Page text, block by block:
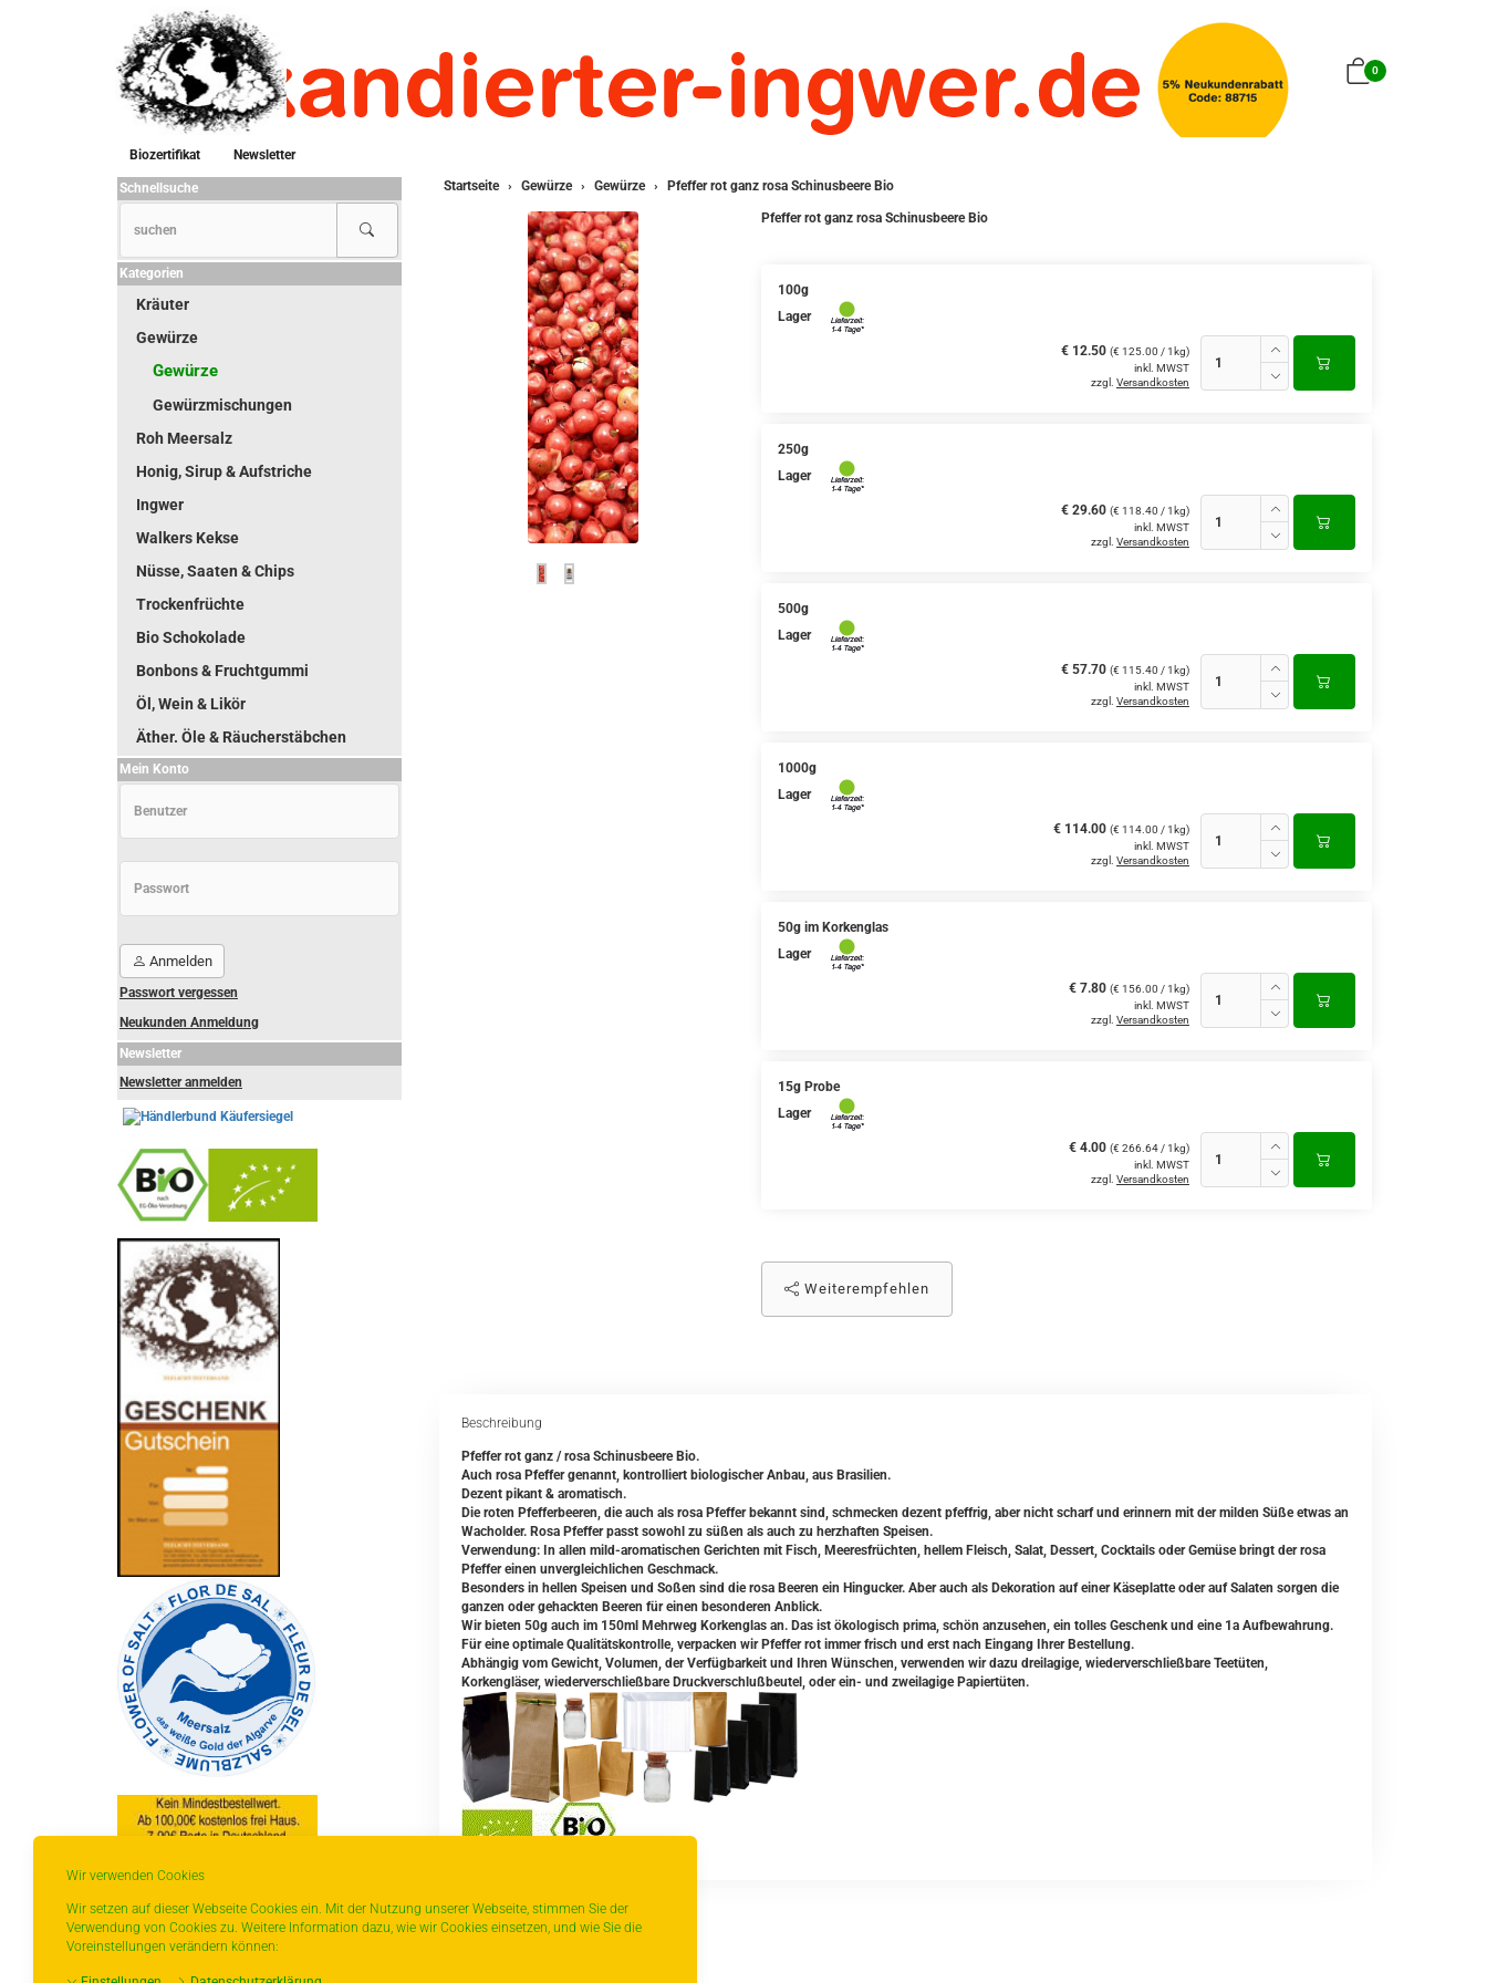
Wir verwenden Cookies
Wir setzen auf dieser Webseite Cookies ein. Mit der Nutzung unserer Webseite, stimmen Sie der
Verwendung von Cookies zu. Weitere Information dazu, wie wir Cookies einsetzen, und wie Sie die
Voreinstellungen verändern können:
0
Biozertifikat
Newsletter
Startseite
Gewürze Gewürze Pfeffer rot ganz rosa Schinusbeere Bio
Pfeffer rot ganz rosa Schinusbeere Bio
100g
Lager
€ 12.50 (€ 125.00 / 1kg)
inkl. MWST
zzgl. Versandkosten
250g
Lager
€ 29.60 (€ 118.40 / 1kg)
inkl. MWST
zzgl. Versandkosten
500g
Lager
€ 57.70 (€ 115.40 / 1kg)
inkl. MWST
zzgl. Versandkosten
1000g
Lager
€ 114.00 (€ 114.00 / 1kg)
inkl. MWST
zzgl. Versandkosten
50g im Korkenglas
Lager
€ 7.80 (€ 156.00 / 1kg)
inkl. MWST
zzgl. Versandkosten
15g Probe
Lager
€ 4.00 (€ 266.64 / 1kg)
inkl. MWST
zzgl. Versandkosten
Weiterempfehlen
Beschreibung
Pfeffer rot ganz / rosa Schinusbeere Bio.
Auch rosa Pfeffer genannt, kontrolliert biologischer Anbau, aus Brasilien.
Dezent pikant & aromatisch.
Die roten Pfefferbeeren, die auch als rosa Pfeffer bekannt sind, schmecken dezent pfeffrig, aber nicht scharf und erinnern mit der milden Süße etwas an
Wacholder. Rosa Pfeffer passt sowohl zu süßen als auch zu herzhaften Speisen.
Verwendung: In allen mild-aromatischen Gerichten mit Fisch, Meeresfrüchten, hellem Fleisch, Salat, Dessert, Cocktails oder Gemüse bringt der rosa
Pfeffer einen unvergleichlichen Geschmack.
Besonders in hellen Speisen und Soßen sind die rosa Beeren ein Hingucker. Aber auch als Dekoration auf einer Käseplatte oder auf Salaten sorgen die
ganzen oder gehackten Beeren für einen besonderen Anblick.
Wir bieten 50g auch im 150ml Mehrweg Korkenglas an. Das ist ökologisch prima, schön anzusehen, ein tolles Geschenk und eine 1a Aufbewahrung.
Für eine optimale Qualitätskontrolle, verpacken wir Pfeffer rot immer frisch und erst nach Eingang Ihrer Bestellung.
Abhängig vom Gewicht, Volumen, der Verfügbarkeit und Ihren Wünschen, verwenden wir dazu dreilagige, wiederverschließbare Teetüten,
Korkengläser, wiederverschließbare Druckverschlußbeutel, oder ein- und zweilagige Papiertüten.
Schnellsuche
Kategorien
Kräuter
Gewürze
Gewürze
Gewürzmischungen
Roh Meersalz
Honig, Sirup & Aufstriche
Ingwer
Walkers Kekse
Nüsse, Saaten & Chips
Trockenfrüchte
Bio Schokolade
Bonbons & Fruchtgummi
Öl, Wein & Likör
Äther. Öle & Räucherstäbchen
Mein Konto
Anmelden
Passwort vergessen
Neukunden Anmeldung
Newsletter
Newsletter anmelden
Lieferzeiten für andere Länder entnehmen Sie
bitte der Schaltfläche mit den
Versandinformationen.